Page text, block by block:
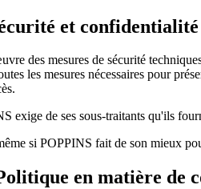
et confidentialité
des mesures de sécurité
les mesures nécessaires pour
exige de ses sous-traitants qu'ils
si POPPINS fait de son mieux
en matière de